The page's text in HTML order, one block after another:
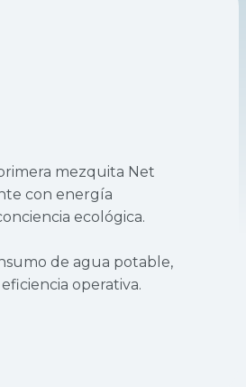
mezquita Net
con energía
ecológica.
de agua potable,
operativa.